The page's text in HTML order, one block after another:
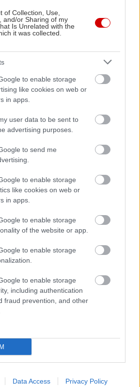
of Collection, Use,
and/or Sharing of my
Is Unrelated with the
it was collected.
to enable storage
like cookies on web or
in apps.
user data to be sent to
advertising purposes.
to send me
to enable storage
like cookies on web or
in apps.
to enable storage
of the website or app.
to enable storage
to enable storage
including authentication
fraud prevention, and other
Data Access Privacy Policy